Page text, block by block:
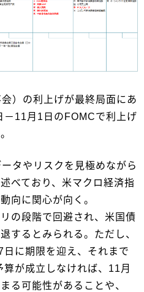
）の利上げが最終局面にあ
－11月1日のFOMCで利上げ
タやリスクを見極めながら
べており、米マクロ経済指
向に関心が向く。
の段階で回避され、米国債
するとみられる。ただし、
に期限を迎え、それまで
が成立しなければ、11月
る可能性があることや、